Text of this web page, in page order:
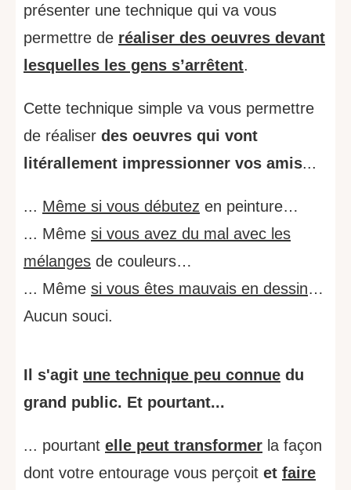
présenter une technique qui va vous
permettre de réaliser des oeuvres devant
lesquelles les gens s’arrêtent.
Cette technique simple va vous permettre
de réaliser des oeuvres qui vont
litérallement impressionner vos amis...
... Même si vous débutez en peinture…
... Même si vous avez du mal avec les
mélanges de couleurs…
... Même si vous êtes mauvais en dessin…
Aucun souci.
Il s'agit une technique peu connue du
grand public. Et pourtant...
... pourtant elle peut transformer la façon
dont votre entourage vous perçoit et faire